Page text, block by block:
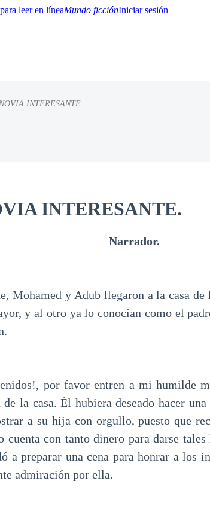
Mundo ficciónIniciar sesión
INTERESANTE.
INTERESANTE.
Mohamed y Adub llegaron a la casa de
y al otro ya lo conocían como el
por favor entren a mi humilde
la casa. Él hubiera deseado hacer
a su hija con orgullo, puesto que
cuenta con tanto dinero para darse
a preparar una cena para honrar a los
admiración por ella.